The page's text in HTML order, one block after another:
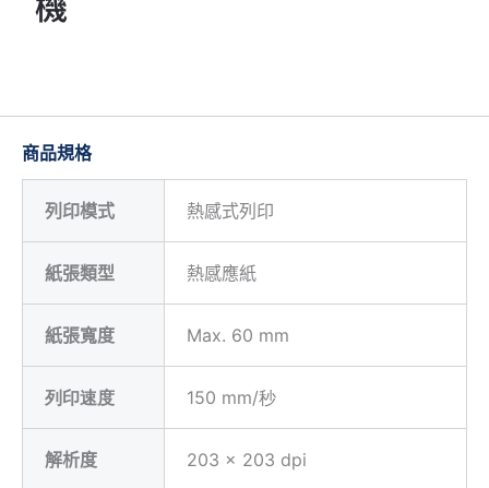
商品規格
列印模式 熱感式列印
紙張類型 熱感應紙
紙張寬度 Max. 60 mm
列印速度 150 mm/秒
解析度 203 x 203 dpi